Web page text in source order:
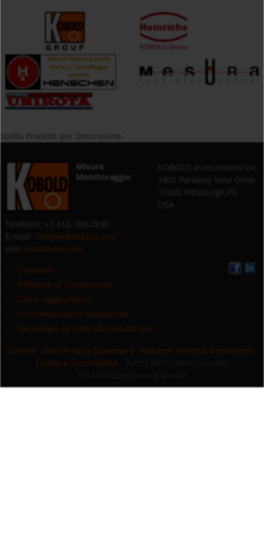
Misura
Monitoraggio
info@koboldusa.com
koboldusa.com
L`azienda
Software di Conversione
Come raggiungerci
Documentazione industriale
Tecnologia di controllo industriale
Stampa
Data Privacy Statement General Terms & Conditions
Cookie e funzionalità